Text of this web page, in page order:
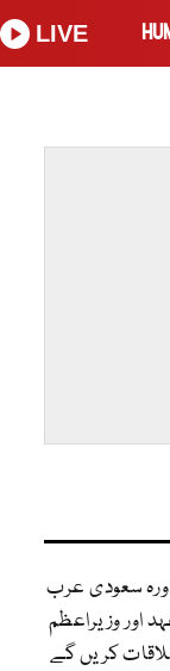
LIVE
سعودی عرب
اور وزیراعظم
کریں گے